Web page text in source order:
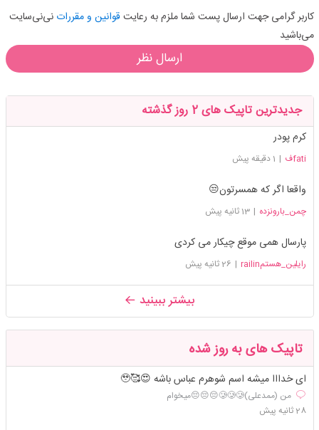
کاربر گرامی جهت ارسال پست شما ملزم به رعایت قوانین و مقرراتنی‌نی‌سایت
می‌باشید
ارسال نظر
جدیدترین تاپیک های 2 روز گذشته
کرم پودر
fatiف | 1 دقیقه پیش
واقعا اگر که همسرتون😒
چمن_بارونزده | 13 ثانیه پیش
پارسال همی موقع چیکار می کردی
رایلین_هستمrailin | 26 ثانیه پیش
بیشتر ببینید
تاپیک های به روز شده
ای خدااا میشه اسم شوهرم عباس باشه 😍🥰🥹
من (ممدعلی)🥲🥲🥲😔😔😔میخوام
28 ثانیه پیش